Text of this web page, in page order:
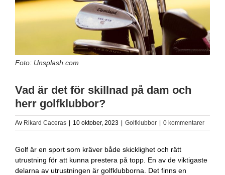
Foto: Unsplash.com
Vad är det för skillnad på dam och
herr golfklubbor?
Av Rikard Caceras 10 oktober, 2023 Golfklubbor 0 kommentarer
Golf är en sport som kräver både skicklighet och rätt
utrustning för att kunna prestera på topp. En av de viktigaste
delarna av utrustningen är golfklubborna. Det finns en